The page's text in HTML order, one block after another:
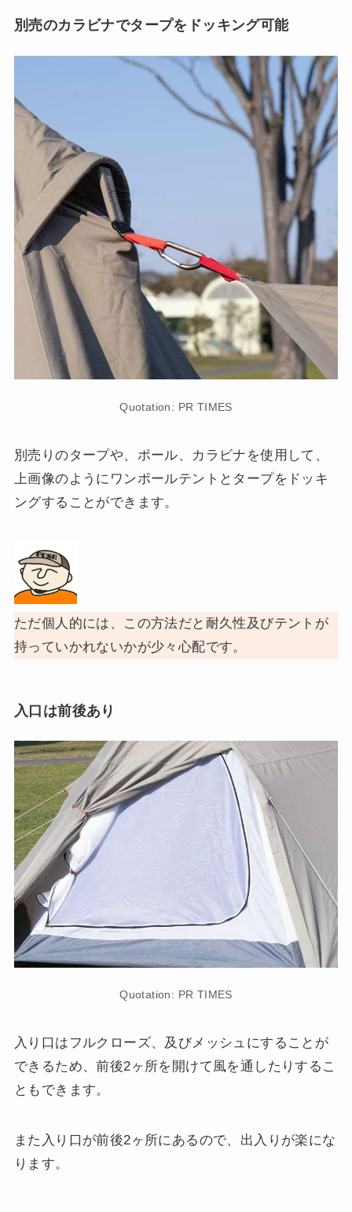
別売のカラビナでタープをドッキング可能
Quotation: PR TIMES
別売りのタープや、ポール、カラビナを使用して、
上画像のようにワンポールテントとタープをドッキ
ングすることができます。
ただ個人的には、この方法だと耐久性及びテントが
持っていかれないかが少々心配です。
入口は前後あり
Quotation: PR TIMES
入り口はフルクローズ、及びメッシュにすることが
できるため、前後2ヶ所を開けて風を通したりするこ
ともできます。
また入り口が前後2ヶ所にあるので、出入りが楽にな
ります。